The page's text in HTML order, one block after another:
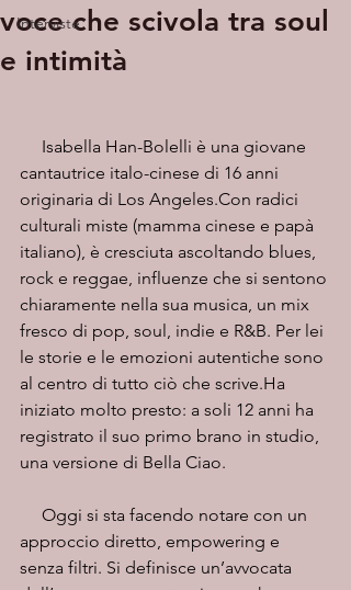
Interviste
voce che scivola tra soul
e intimità
cantautrice italo-cinese di 16 anni
originaria di Los Angeles.Con radici
culturali miste (mamma cinese e papà
italiano), è cresciuta ascoltando blues,
rock e reggae, influenze che si sentono
chiaramente nella sua musica, un mix
fresco di pop, soul, indie e R&B. Per lei
le storie e le emozioni autentiche sono
al centro di tutto ciò che scrive.Ha
iniziato molto presto: a soli 12 anni ha
registrato il suo primo brano in studio,
una versione di Bella Ciao.
approccio diretto, empowering e
senza filtri. Si definisce un’avvocata